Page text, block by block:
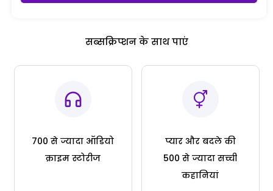
सब्सक्रिप्शन के साथ पाएं
700 से ज्यादा ऑडियो
क्राइम स्टोरीज
प्यार और बदले की
500 से ज्यादा सच्ची
कहानियां